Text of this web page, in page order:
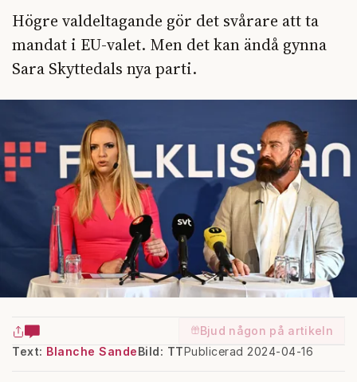
Högre valdeltagande gör det svårare att ta
mandat i EU-valet. Men det kan ändå gynna
Sara Skyttedals nya parti.
Bjud någon på artikeln
Text: Blanche Sande Publicerad 2024-04-16
Bild: TT